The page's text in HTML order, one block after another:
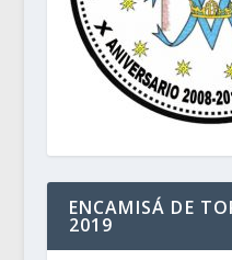
ENCAMISÁ DE
2019